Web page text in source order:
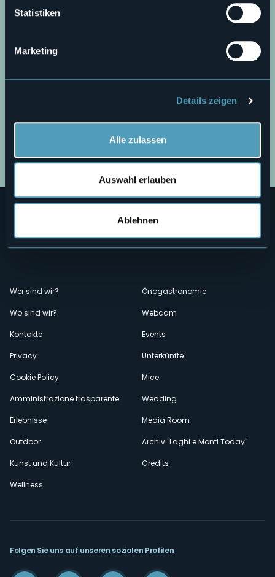
Statistiken
Marketing
Details zeigen
Alle zulassen
Auswahl erlauben
Ablehnen
Schönes Wetter 27,9°
Piazzale Ramponi, 10
Menù
secondario
Wer sind wir?
Wo sind wir?
Kontakte
Privacy
Cookie Policy
Amministrazione trasparente
Erlebnisse
Outdoor
Kunst und Kultur
Wellness
Önogastronomie
Webcam
Events
Unterkünfte
Mice
Wedding
Media Room
Archiv "Laghi e Monti Today"
Credits
Folgen Sie uns auf unseren sozialen Profilen